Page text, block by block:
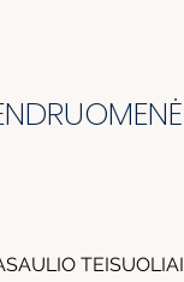
TEISUOLIAI